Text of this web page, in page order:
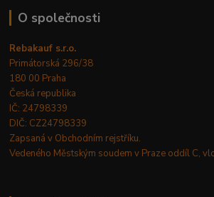
O společnosti
Rebakauf s.r.o.
Primátorská 296/38
180 00 Praha
Česká republika
IČ: 24798339
DIČ: CZ24798339
Zapsaná v Obchodním rejstříku.
Vedeného Městským soudem v Praze oddíl C,